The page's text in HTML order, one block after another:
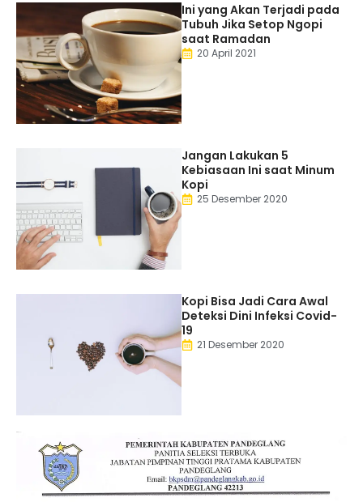
Ini yang Akan Terjadi pada
Tubuh Jika Setop Ngopi
saat Ramadan
20 April 2021
Jangan Lakukan 5
Kebiasaan Ini saat Minum
Kopi
25 Desember 2020
Kopi Bisa Jadi Cara Awal
Deteksi Dini Infeksi Covid-
19
21 Desember 2020